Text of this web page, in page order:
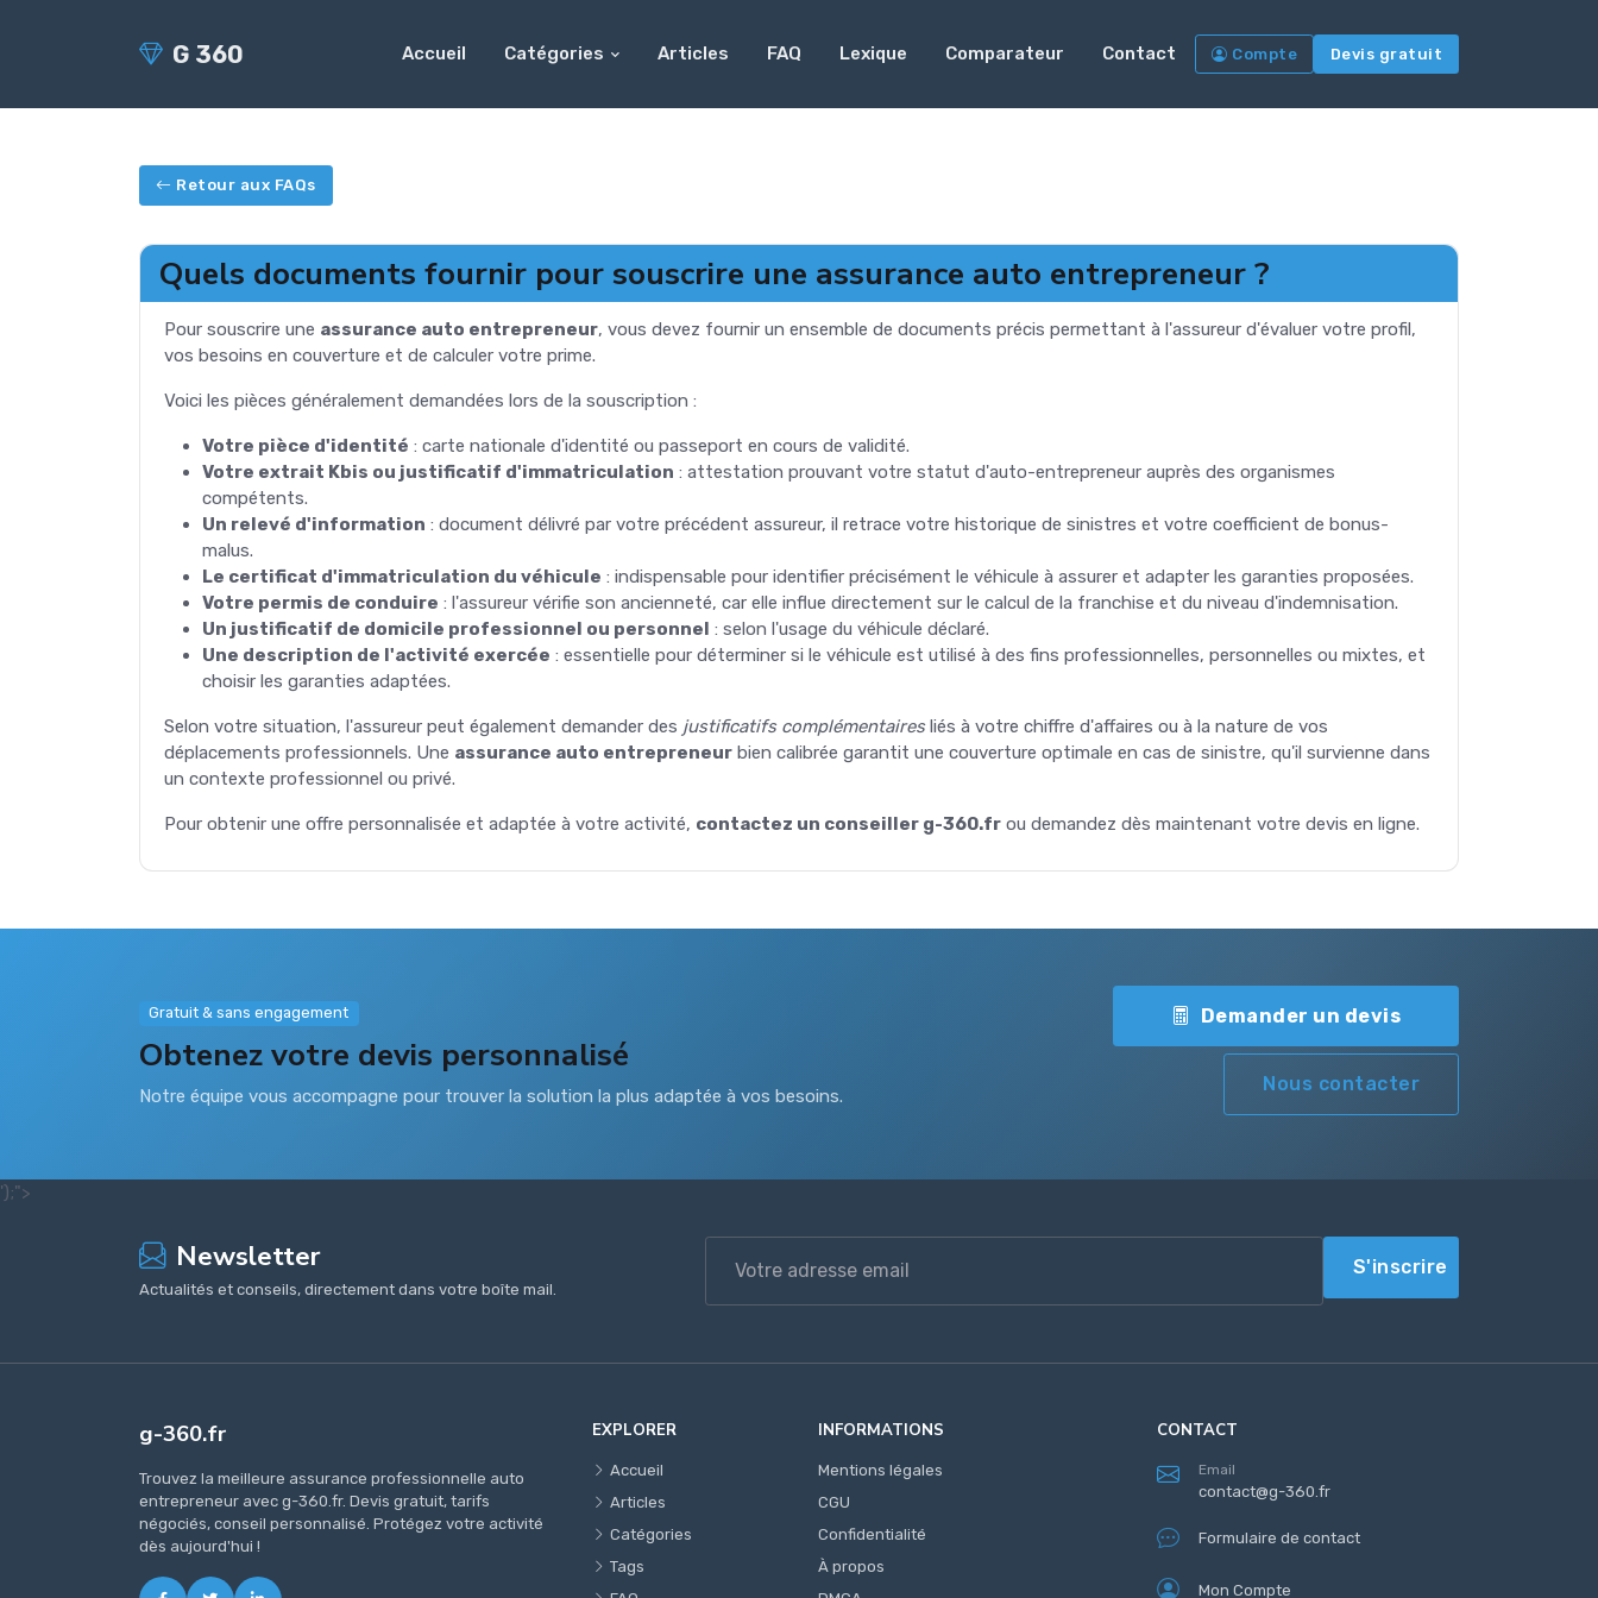
G 360 Accueil Catégories Articles FAQ Lexique Comparateur Contact Compte Devis gratuit
Retour aux FAQs
Quels documents fournir pour souscrire une assurance auto entrepreneur ?
Pour souscrire une assurance auto entrepreneur, vous devez fournir un ensemble de documents précis permettant à l'assureur d'évaluer votre profil,
vos besoins en couverture et de calculer votre prime.
Voici les pièces généralement demandées lors de la souscription :
Votre pièce d'identité : carte nationale d'identité ou passeport en cours de validité.
Votre extrait Kbis ou justificatif d'immatriculation : attestation prouvant votre statut d'auto-entrepreneur auprès des organismes
compétents.
Un relevé d'information : document délivré par votre précédent assureur, il retrace votre historique de sinistres et votre coefficient de bonus-
malus.
Le certificat d'immatriculation du véhicule : indispensable pour identifier précisément le véhicule à assurer et adapter les garanties proposées.
Votre permis de conduire : l'assureur vérifie son ancienneté, car elle influe directement sur le calcul de la franchise et du niveau d'indemnisation.
Un justificatif de domicile professionnel ou personnel : selon l'usage du véhicule déclaré.
Une description de l'activité exercée : essentielle pour déterminer si le véhicule est utilisé à des fins professionnelles, personnelles ou mixtes, et
choisir les garanties adaptées.
Selon votre situation, l'assureur peut également demander des justificatifs complémentairesliés à votre chiffre d'affaires ou à la nature de vos
déplacements professionnels. Une assurance auto entrepreneur bien calibrée garantit une couverture optimale en cas de sinistre, qu'il survienne dans
un contexte professionnel ou privé.
Pour obtenir une offre personnalisée et adaptée à votre activité, contactez un conseiller g-360.fr ou demandez dès maintenant votre devis en ligne.
Gratuit & sans engagement
Obtenez votre devis personnalisé
Notre équipe vous accompagne pour trouver la solution la plus adaptée à vos besoins.
Demander un devis
Nous contacter
');">
Newsletter
Actualités et conseils, directement dans votre boîte mail.
S'inscrire
g-360.fr
Trouvez la meilleure assurance professionnelle auto
entrepreneur avec g-360.fr. Devis gratuit, tarifs
négociés, conseil personnalisé. Protégez votre activité
dès aujourd'hui !
EXPLORER
Accueil
Articles
Catégories
Tags
INFORMATIONS
Mentions légales
CGU
Confidentialité
À propos
CONTACT
Email
contact@g-360.fr
Formulaire de contact
Mon Compte